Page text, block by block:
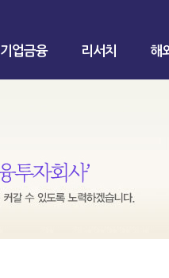
기업금융 리서치 해